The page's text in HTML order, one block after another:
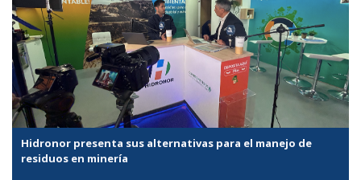
Hidronor presenta sus alternativas para el manejo de
residuos en minería